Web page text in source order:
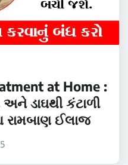
at Home :
અને ડાઘથી કંટાળી
રામબાણ ઈલાજ